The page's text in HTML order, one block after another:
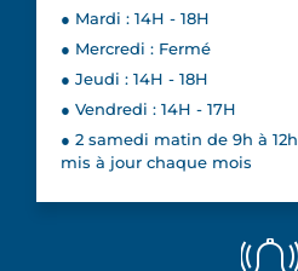
● Mardi : 14H - 18H
● Mercredi : Fermé
● Jeudi : 14H - 18H
● Vendredi : 14H - 17H
● 2 samedi matin de 9h à
mis à jour chaque mois